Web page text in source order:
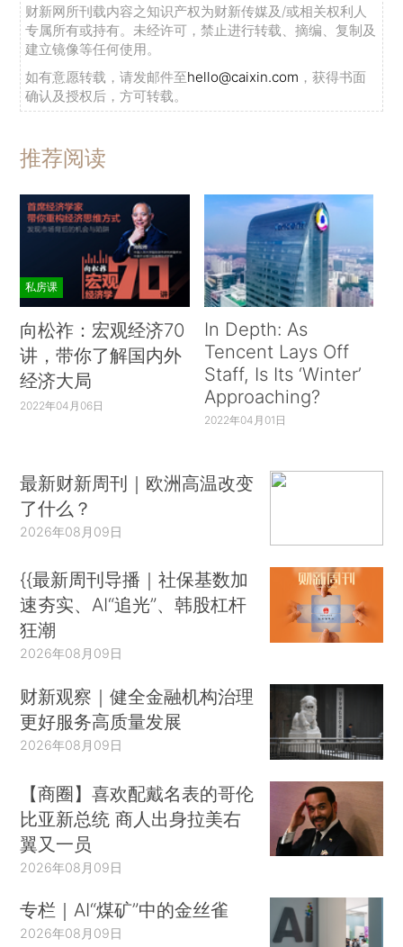
财新网所刊载内容之知识产权为财新传媒及/或相关权利人
专属所有或持有。未经许可，禁止进行转载、摘编、复制及
建立镜像等任何使用。
如有意愿转载，请发邮件至hello@caixin.com ，获得书面
确认及授权后，方可转载。
推荐阅读
私房课
向松祚：宏观经济70
讲，带你了解国内外
经济大局
2022年04月06日
In Depth: As
Tencent Lays Off
Staff, Is Its ‘Winter’
Approaching?
2022年04月01日
最新财新周刊｜欧洲高温改变
了什么？
2026年08月09日
{{最新周刊导播｜社保基数加
速夯实、AI“追光”、韩股杠杆
狂潮
2026年08月09日
财新观察｜健全金融机构治理
更好服务高质量发展
2026年08月09日
【商圈】喜欢配戴名表的哥伦
比亚新总统 商人出身拉美右
翼又一员
2026年08月09日
专栏｜AI“煤矿”中的金丝雀
2026年08月09日